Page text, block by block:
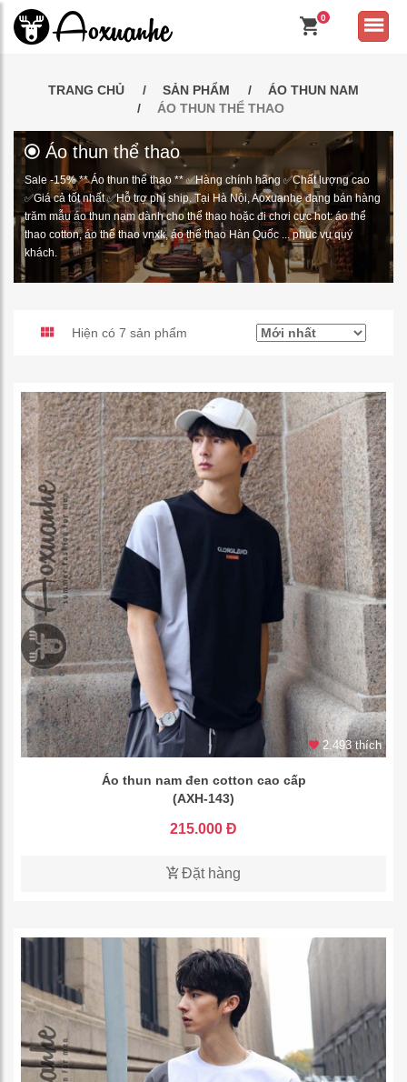
0
TRANG CHỦ SẢN PHẨM
ÁO THUN NAM
ÁO THUN THỂ THAO
Áo thun thể thao
Sale -15% ** Áo thun thể thao ** ✅Hàng chính hãng ✅Chất lượng cao
✅Giá cả tốt nhất ✅Hỗ trợ phí ship. Tại Hà Nội, Aoxuanhe đang bán hàng
trăm mẫu áo thun nam dành cho thể thao hoặc đi chơi cực hot: áo thể
thao cotton, áo thể thao vnxk, áo thể thao Hàn Quốc ... phục vụ quý
khách.
Hiện có 7 sản phẩm
2.493 thích
Áo thun nam đen cotton cao cấp
(AXH-143)
215.000 Đ
Đặt hàng